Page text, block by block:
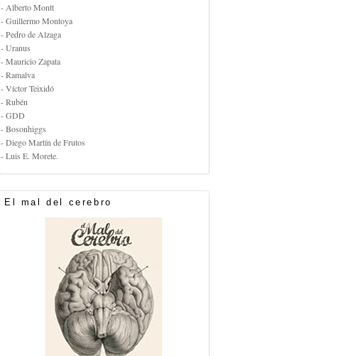
- Alberto Montt
- Guillermo Montoya
- Pedro de Alzaga
- Uranus
- Mauricio Zapata
- Ramalva
- Víctor Teixidó
- Rubén
- GDD
- Bosonhiggs
- Diego Martín de Frutos
- Luis E. Morete.
El mal del cerebro